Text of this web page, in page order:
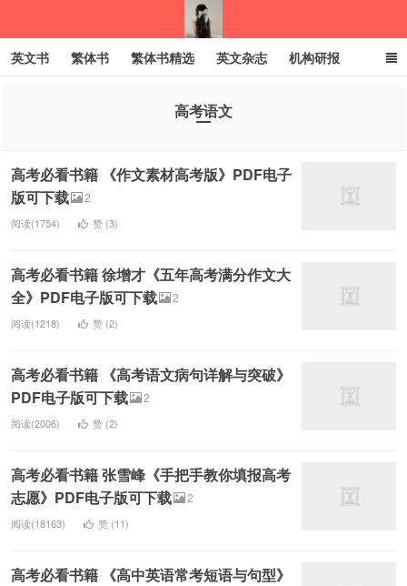
英文书 繁体书 繁体书精选 英文杂志 机构研报
高考语文
高考必看书籍 《作文素材高考版》PDF电子
版可下载
2
阅读(1754) 赞 (3)
高考必看书籍 徐增才《五年高考满分作文大
全》PDF电子版可下载
2
阅读(1218) 赞 (2)
高考必看书籍 《高考语文病句详解与突破》
PDF电子版可下载
2
阅读(2006) 赞 (2)
高考必看书籍 张雪峰《手把手教你填报高考
志愿》PDF电子版可下载
2
阅读(18163) 赞 (11)
高考必看书籍 《高中英语常考短语与句型》